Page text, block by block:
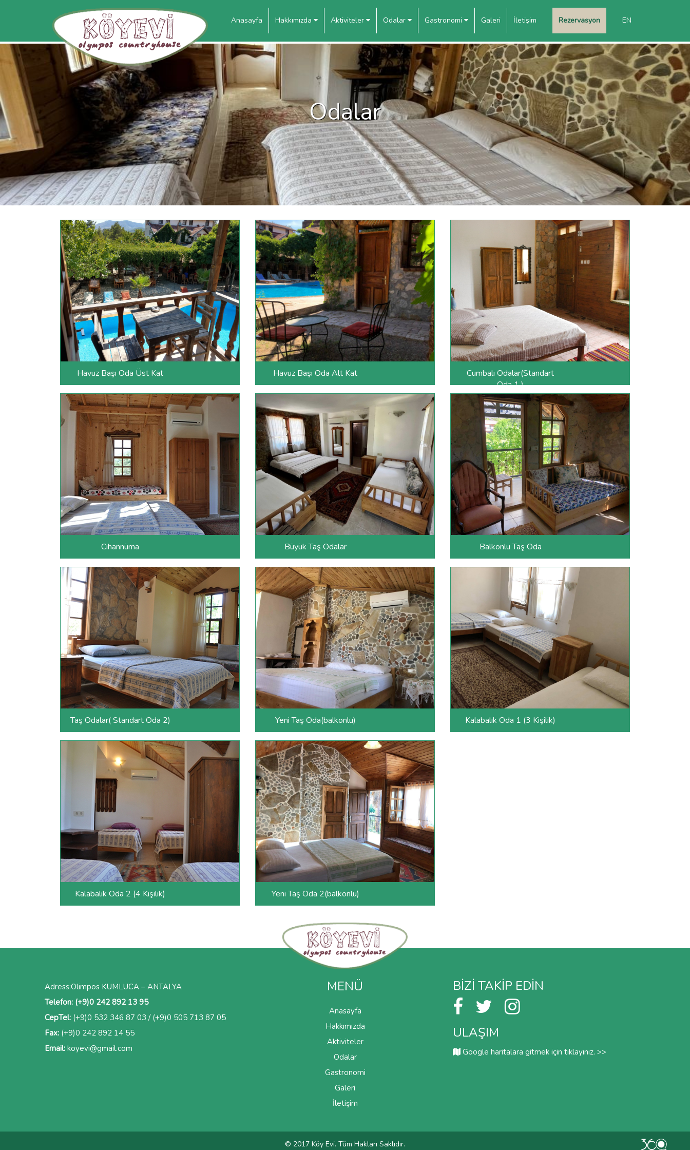
Anasayfa Hakkımızda Aktiviteler Odalar Gastronomi Galeri İletişim Rezervasyon EN
Odalar
Havuz Başı Oda Üst Kat Havuz Başı Oda Alt Kat
Cumbalı Odalar(Standart
Oda 1 )
Cihannüma Büyük Taş Odalar Balkonlu Taş Oda
Taş Odalar( Standart Oda 2) Yeni Taş Oda(balkonlu) Kalabalık Oda 1 (3 Kişilik)
Kalabalık Oda 2 (4 Kişilik) Yeni Taş Oda 2(balkonlu)
Adress:Olimpos KUMLUCA – ANTALYA
Telefon: (+9)0 242 892 13 95
CepTel: (+9)0 532 346 87 03 / (+9)0 505 713 87 05
Fax: (+9)0 242 892 14 55
Email: koyevi@gmail.com
MENÜ
Anasayfa
Hakkımızda
Aktiviteler
Odalar
Gastronomi
Galeri
İletişim
BIZI TAKIP EDIN
ULAŞIM
Google haritalara gitmek için tıklayınız. >>
© 2017 Köy Evi. Tüm Hakları Saklıdır.